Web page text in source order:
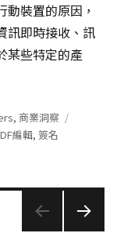
裝置的原因，
訊即時接收、訊
某些特定的產
產業競爭力！適合行
,商業洞察
編輯, 簽名